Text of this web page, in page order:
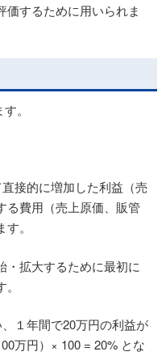
価するために用いられま
。
接的に増加した利益（売
る費用（売上原価、販管
。
・拡大するために最初に
１年間で20万円の利益が
万円）× 100 = 20% とな